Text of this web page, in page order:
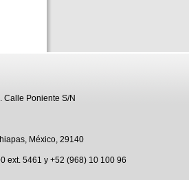
Calle Poniente S/N
México, 29140
ext. 5461 y +52 (968) 10 100 96